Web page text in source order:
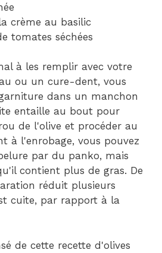
crème au basilic
tomates séchées
à les remplir avec votre
ou un cure-dent, vous
dans un manchon
entaille au bout pour
de l'olive et procéder au
à l'enrobage, vous pouvez
par du panko, mais
contient plus de gras. De
réduit plusieurs
cuite, par rapport à la
de cette recette d'olives